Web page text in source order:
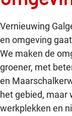
Vernieuwing
en omgeving
We maken de
groener, met
en
het gebied, maar
werkplekken en